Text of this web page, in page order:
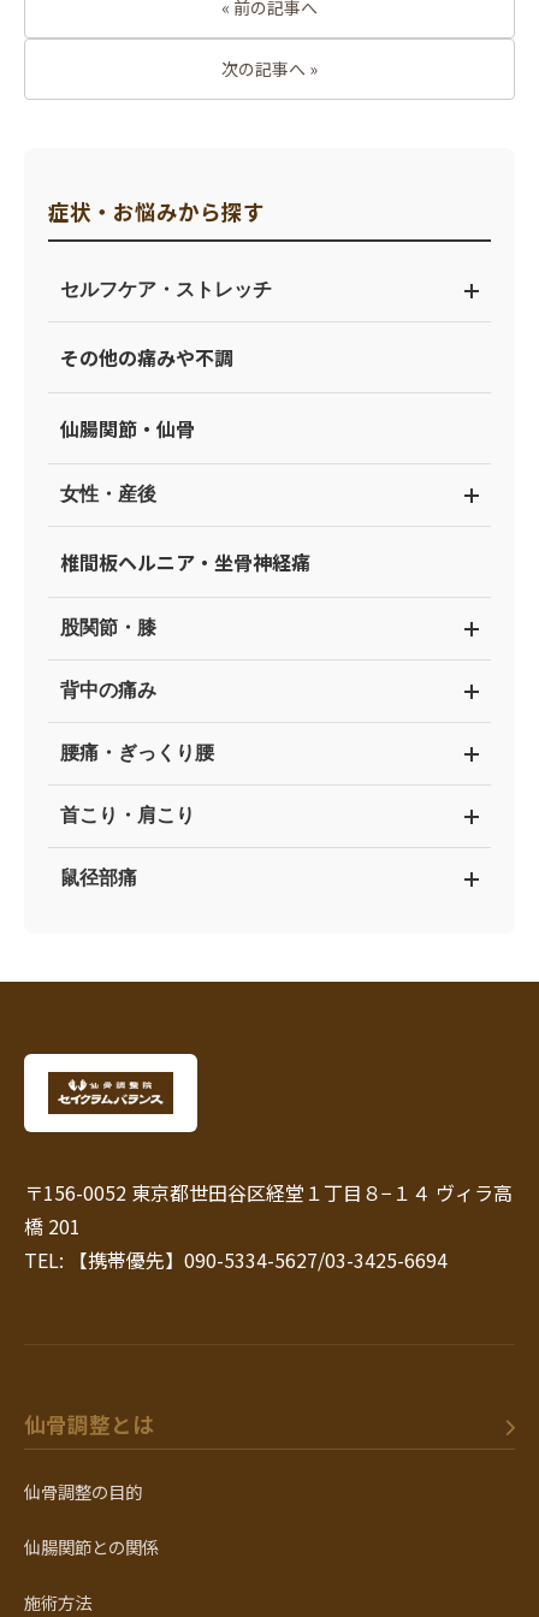
« 前の記事へ
次の記事へ »
症状・お悩みから探す
セルフケア・ストレッチ
その他の痛みや不調
仙腸関節・仙骨
女性・産後
椎間板ヘルニア・坐骨神経痛
股関節・膝
背中の痛み
腰痛・ぎっくり腰
首こり・肩こり
鼠径部痛
〒156-0052 東京都世田谷区経堂１丁目８−１４ ヴィラ高
橋 201
TEL: 【携帯優先】090-5334-5627/03-3425-6694
仙骨調整とは
仙骨調整の目的
仙腸関節との関係
施術方法